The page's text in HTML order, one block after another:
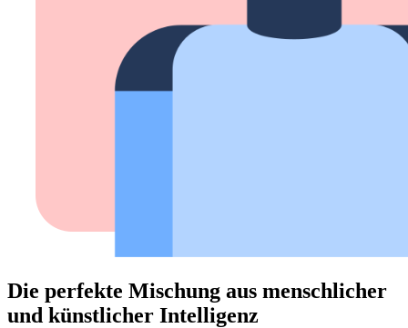
Die perfekte Mischung aus menschlicher
und künstlicher Intelligenz